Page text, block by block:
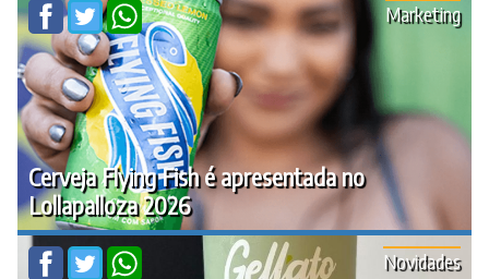
Cerveja Flying Fish é apresentada no
Lollapalloza 2026
Marketing
Novidades